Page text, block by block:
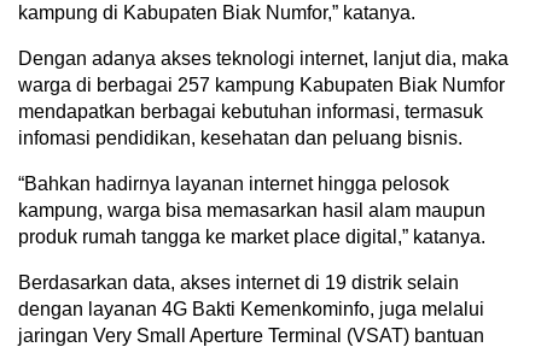
kampung di Kabupaten Biak Numfor,” katanya.
Dengan adanya akses teknologi internet, lanjut dia, maka
warga di berbagai 257 kampung Kabupaten Biak Numfor
mendapatkan berbagai kebutuhan informasi, termasuk
infomasi pendidikan, kesehatan dan peluang bisnis.
“Bahkan hadirnya layanan internet hingga pelosok
kampung, warga bisa memasarkan hasil alam maupun
produk rumah tangga ke market place digital,” katanya.
Berdasarkan data, akses internet di 19 distrik selain
dengan layanan 4G Bakti Kemenkominfo, juga melalui
jaringan Very Small Aperture Terminal (VSAT) bantuan